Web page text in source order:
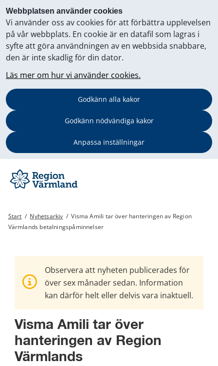
Webbplatsen använder cookies
Vi använder oss av cookies för att förbättra upplevelsen
på vår webbplats. En cookie är en datafil som lagras i
syfte att göra användningen av en webbsida snabbare,
den är inte skadlig för din dator.
Läs mer om hur vi använder cookies.
Godkänn alla kakor
Godkänn nödvändiga kakor
Anpassa inställningar
Start / Nyhetsarkiv / Visma Amili tar över hanteringen av Region
Värmlands betalningspåminnelser
Observera att nyheten publicerades för
över sex månader sedan. Information
kan därför helt eller delvis vara inaktuell.
Visma Amili tar över
hanteringen av Region
Värmlands